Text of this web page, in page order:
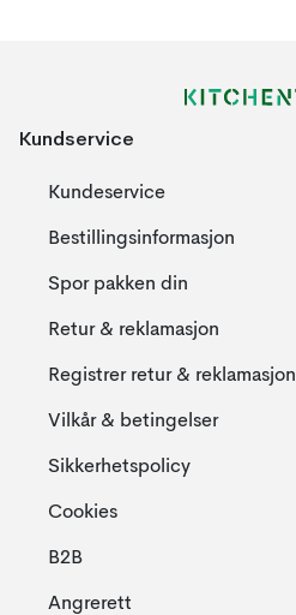
Kundservice
Kundeservice
Bestillingsinformasjon
Spor pakken din
Retur & reklamasjon
Registrer retur & reklamasjon
Vilkår & betingelser
Sikkerhetspolicy
Cookies
B2B
Angrerett